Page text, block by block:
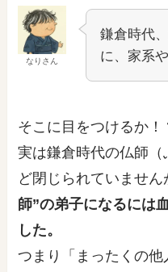
なりさん
鎌倉時代
に、家系
そこに目をつけるか！
実は鎌倉時代の仏師
ど閉じられていません
師”の弟子になるには
した。
つまり「まったくの